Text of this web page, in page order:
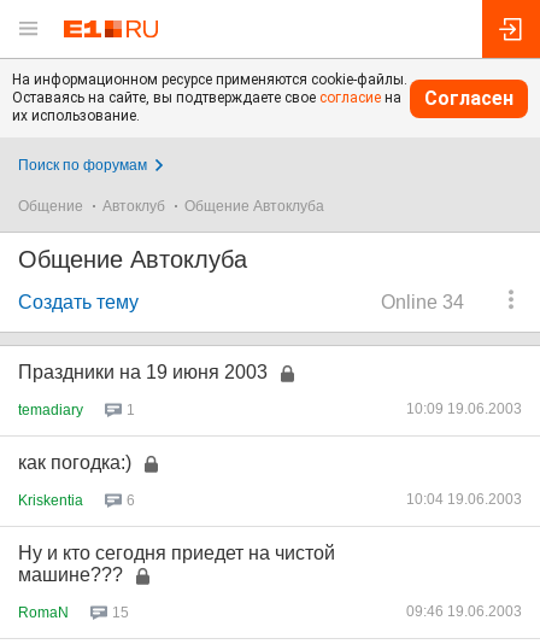
На информационном ресурсе применяются cookie-файлы.
Оставаясь на сайте, вы подтверждаете свое согласие на
их использование.
Согласен
Поиск по форумам
Общение Автоклуб Общение Автоклуба
Общение Автоклуба
Online 34
Создать тему
Праздники на 19 июня 2003
temadiary 1 10:09 19.06.2003
как погодка:)
Kriskentia 6 10:04 19.06.2003
Ну и кто сегодня приедет на чистой
машине???
RomaN 15 09:46 19.06.2003